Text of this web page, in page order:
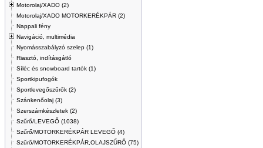
Motorolaj/XADO (2)
Motorolaj/XADO MOTORKERÉKPÁR (2)
Nappali fény
Navigáció, multimédia
Nyomásszabályzó szelep (1)
Riasztó, indításgátló
Síléc és snowboard tartók (1)
Sportkipufogók
Sportlevegőszűrők (2)
Szánkenőolaj (3)
Szerszámkészletek (2)
Szűrő/LEVEGŐ (1038)
Szűrő/MOTORKERÉKPÁR LEVEGŐ (4)
Szűrő/MOTORKERÉKPÁR,OLAJSZŰRŐ (75)